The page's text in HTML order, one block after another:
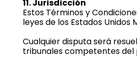
11. Jurisdicción
Estos Términos y
leyes de los Estados Unidos
Cualquier disputa será
tribunales competentes del